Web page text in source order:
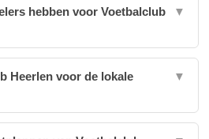
hebben voor Voetbalclub
▼
Heerlen voor de lokale
▼